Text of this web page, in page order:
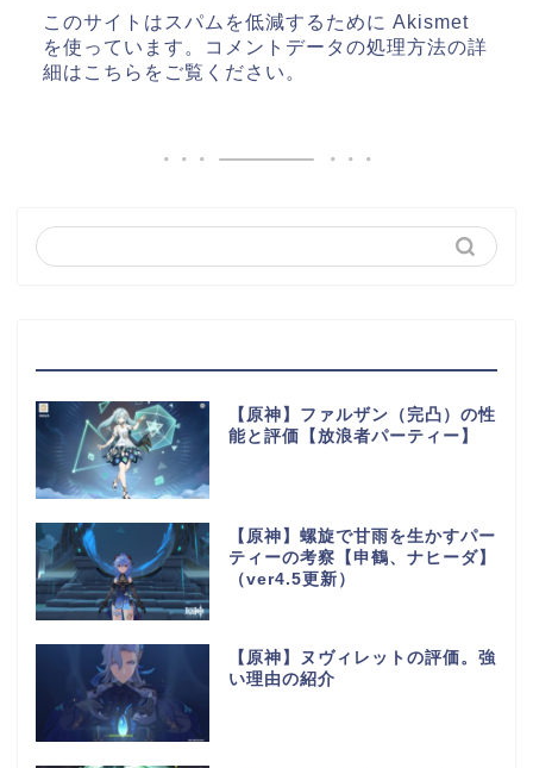
このサイトはスパムを低減するために Akismet
を使っています。
コメントデータの処理方法の詳
細はこちらをご覧ください。
【原神】ファルザン（完凸）の性
能と評価【放浪者パーティー】
【原神】螺旋で甘雨を生かすパー
ティーの考察【申鶴、ナヒーダ】
（ver4.5更新）
【原神】ヌヴィレットの評価。強
い理由の紹介